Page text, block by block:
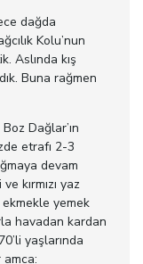
dağda
Kolu’nun
Aslında kış
Buna rağmen
Dağlar’ın
etrafı 2-3
devam
kırmızı yaz
ekmekle yemek
havadan kardan
yaşlarında
amca: